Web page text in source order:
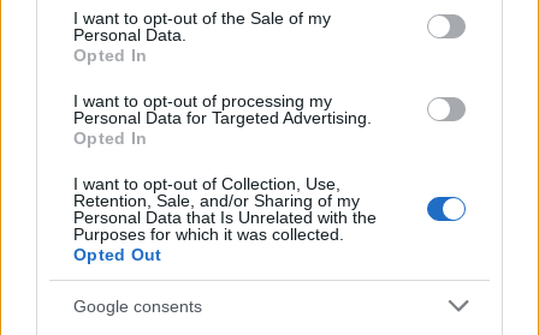
services and may gather and store information including but
not limited to your visit or usage behaviour. You may click to
grant or deny consent to Google and its third-party tags to
consent section.
I want to opt-out of the Sale of my
Personal Data.
Opted In
I want to opt-out of processing my
Personal Data for Targeted Advertising.
Opted In
I want to opt-out of Collection, Use,
Retention, Sale, and/or Sharing of my
Personal Data that Is Unrelated with the
Purposes for which it was collected.
Opted Out
Google consents